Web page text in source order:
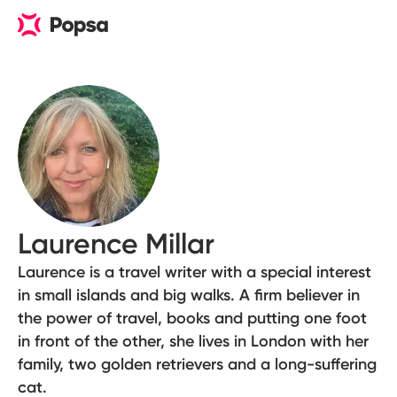
Laurence Millar
Laurence is a travel writer with a special interest
in small islands and big walks. A firm believer in
the power of travel, books and putting one foot
in front of the other, she lives in London with her
family, two golden retrievers and a long-suffering
cat.